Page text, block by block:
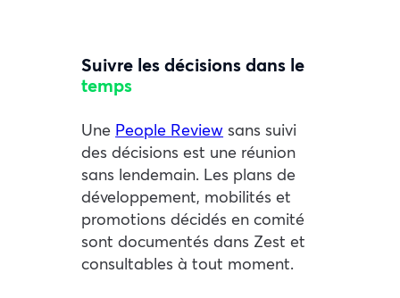
Suivre les décisions dans le
temps
Une People Review sans suivi
des décisions est une réunion
sans lendemain. Les plans de
développement, mobilités et
promotions décidés en comité
sont documentés dans Zest et
consultables à tout moment.